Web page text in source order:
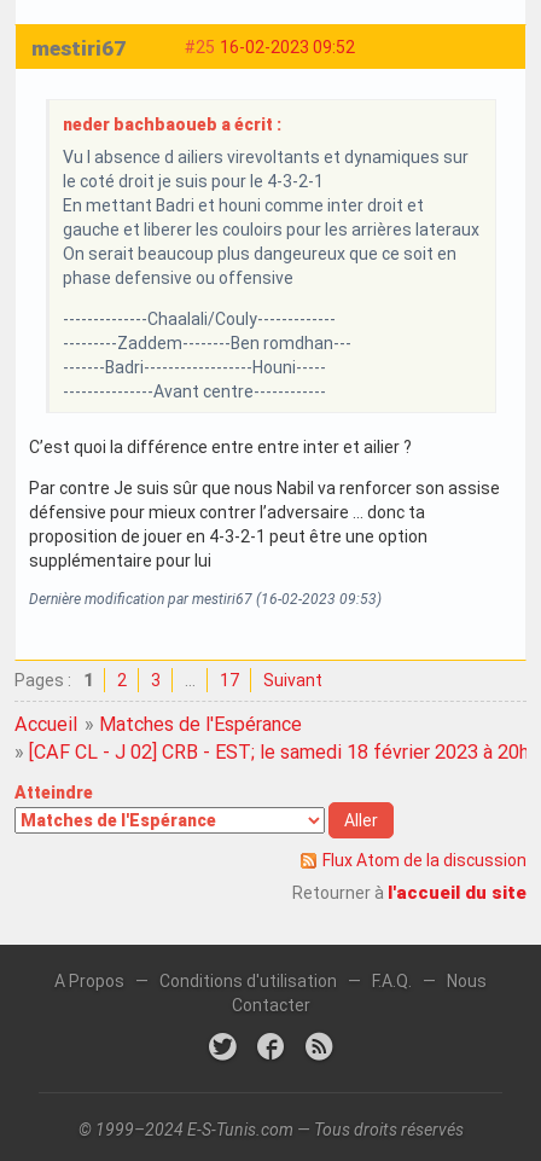
#25 16-02-2023 09:52
mestiri67
neder bachbaoueb a écrit :
Vu l absence d ailiers virevoltants et dynamiques sur
le coté droit je suis pour le 4-3-2-1
En mettant Badri et houni comme inter droit et
gauche et liberer les couloirs pour les arrières lateraux
On serait beaucoup plus dangeureux que ce soit en
phase defensive ou offensive
--------------Chaalali/Couly-------------
---------Zaddem--------Ben romdhan---
-------Badri------------------Houni-----
---------------Avant centre------------
C’est quoi la différence entre entre inter et ailier ?
Par contre Je suis sûr que nous Nabil va renforcer son assise
défensive pour mieux contrer l’adversaire … donc ta
proposition de jouer en 4-3-2-1 peut être une option
supplémentaire pour lui
Dernière modification par mestiri67 (16-02-2023 09:53)
Pages : 1 2 3 17 Suivant
Accueil » Matches de l'Espérance
» [CAF CL - J 02] CRB - EST; le samedi 18 février 2023 à
Atteindre
Flux Atom de la discussion
Retourner à l'accueil du site
A Propos — Conditions d'utilisation — F.A.Q. —
Nous
Contacter
© 1999–2024 E-S-Tunis.com — Tous droits réservés